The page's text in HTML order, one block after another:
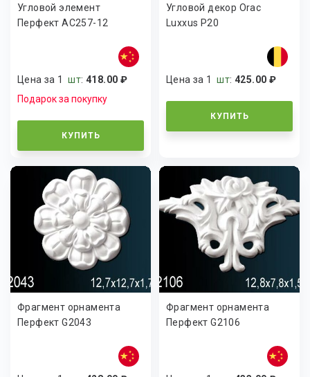
Угловой элемент
Перфект AC257-12
Цена за 1шт:418.00 ₽
Подарок за покупку
КУПИТЬ
Угловой декор Orac
Luxxus P20
Цена за 1шт:425.00 ₽
КУПИТЬ
Фрагмент орнамента
Перфект G2043
Фрагмент орнамента
Перфект G2106